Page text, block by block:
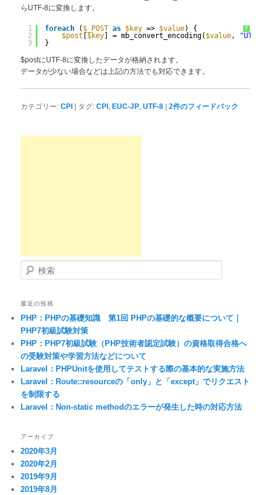
らUTF-8に変換します。
?
1
2
3
foreach ( $_POST as $key => $value) {
$post
$key] = mb_convert_encoding( $value, "UTF-8"
}
$postにUTF-8に変換したデータが格納されます。
データが少ない場合などは上記の方法でも対応できます。
カテゴリー: CPI | タグ: CPI ,EUC-JP ,UTF-8 |2件のフィードバック
検索
最近の投稿
PHP：PHPの基礎知識 第1回 PHPの基礎的な概要について｜
PHP7初級試験対策
PHP：PHP7初級試験（PHP技術者認定試験）の資格取得合格へ
の受験対策や学習方法などについて
Laravel：PHPUnitを使用してテストする際の基本的な実施方法
Laravel：Route::resourceの「only」と「except」でリクエスト
を制限する
Laravel：Non-static methodのエラーが発生した時の対応方法
アーカイブ
2020年3月
2020年2月
2019年9月
2019年8月